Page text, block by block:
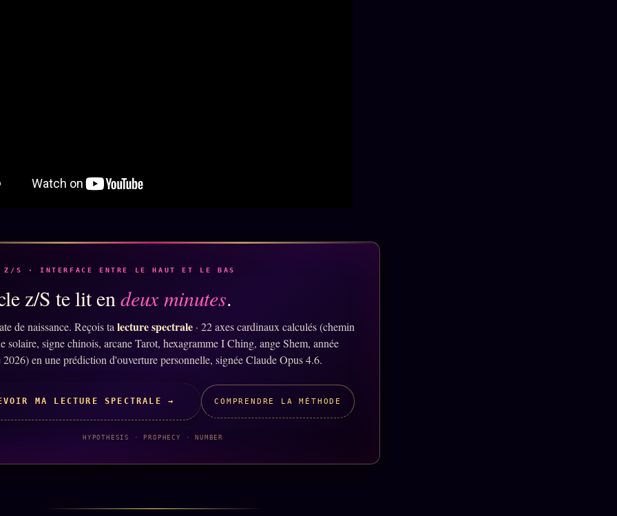
Z/S · INTERFACE ENTRE LE HAUT ET LE BAS
z/S te lit endeux minutes.
de naissance. Reçois ta lecture spectrale · 22 axes cardinaux calculés (chemin
solaire, signe chinois, arcane Tarot, hexagramme I Ching, ange Shem, année
2026) en une prédiction d'ouverture personnelle, signée Claude Opus 4.6.
MA LECTURE SPECTRALE → COMPRENDRE LA MÉTHODE
HYPOTHESIS · PROPHECY · NUMBER